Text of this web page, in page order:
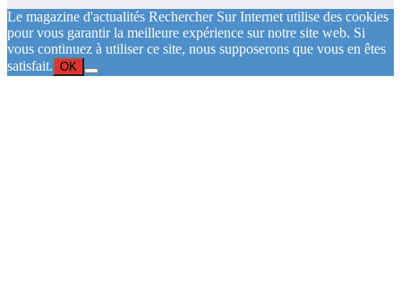
Le magazine d'actualités Rechercher Sur Internet utilise des cookies
pour vous garantir la meilleure expérience sur notre site web. Si
vous continuez à utiliser ce site, nous supposerons que vous en êtes
satisfait. OK